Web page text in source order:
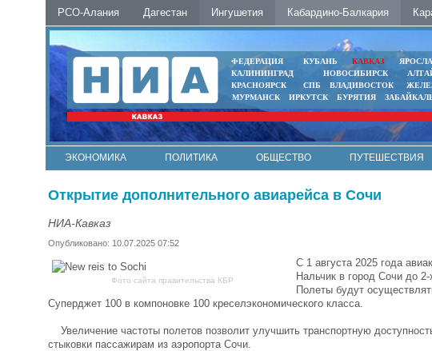
РСО-Алания Дагестан Ингушетия Кабардино-Балкария
ФЕДЕРАЦИЯ КУБАНЬ КАВКАЗ
КАЛИНИНГРАД
НОВОСИБИРСК
КРАСНОЯРСК
СПБ ВЛАДИВОСТОК
МУРМАНСК
ИРКУТСК БУРЯТИЯ
ЭКОНОМИКА ПОЛИТИКА ОБЩЕСТВО ПУТЕШЕСТВИЯ
Открытие дополнительного авиарейса в Сочи
НИА-Кавказ
Опубликовано: 10.07.2025 07:52
Фото сайта правительства КБР
С 1 августа 2025 года
Нальчик в город Сочи до
Полеты будут
Суперджет 100 в компоновке 100 креселэкономического класса.
Увеличение частоты полетов позволит улучшить транспортную
стыковки пассажирам из аэропорта Сочи.